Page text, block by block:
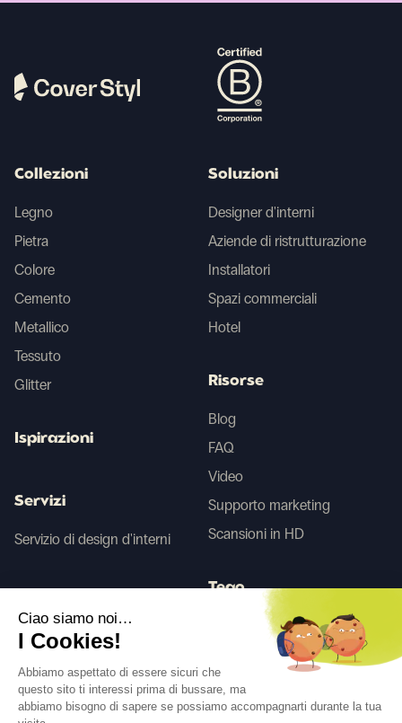
Seguici
Collezioni
Legno
Pietra
Colore
Cemento
Metallico
Tessuto
Glitter
Ispirazioni
Servizi
Servizio di design d'interni
Soluzioni
Designer d'interni
Aziende di ristrutturazione
Installatori
Spazi commerciali
Hotel
Risorse
Blog
FAQ
Video
Supporto marketing
Scansioni in HD
Tego
Prima/Dopo IA
Ciao siamo noi…
I Cookies!
Abbiamo aspettato di essere sicuri che
questo sito ti interessi prima di bussare, ma
abbiamo bisogno di sapere se possiamo accompagnarti durante la tua